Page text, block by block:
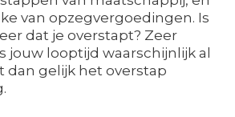
van opzegvergoedingen. Is
dat je overstapt? Zeer
jouw looptijd waarschijnlijk al
dan gelijk het overstap